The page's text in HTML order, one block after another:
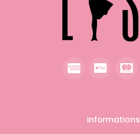
Informations